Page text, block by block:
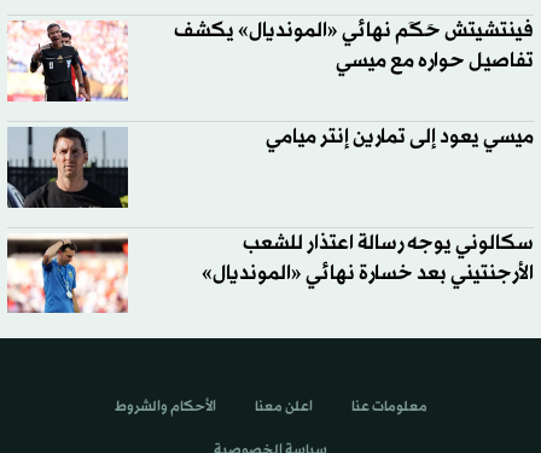
فينتشيتش حَكَم نهائي «المونديال» يكشف
تفاصيل حواره مع ميسي
ميسي يعود إلى تمارين إنتر ميامي
سكالوني يوجه رسالة اعتذار للشعب
الأرجنتيني بعد خسارة نهائي «المونديال»
معلومات عنا اعلن معنا الأحكام والشروط